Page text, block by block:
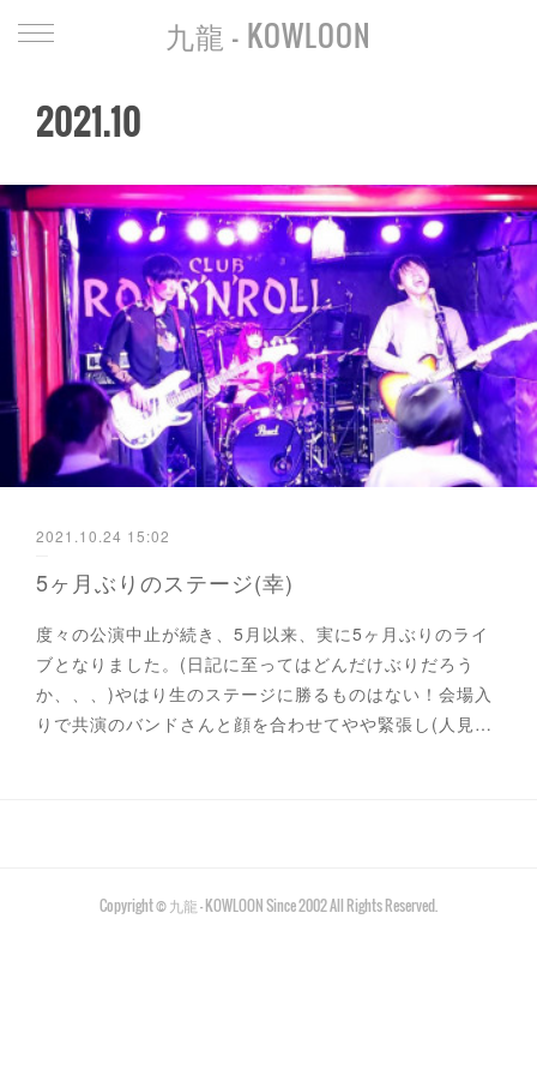
九龍 - KOWLOON
2021.10
2021.10.24 15:02
5ヶ月ぶりのステージ(幸)
度々の公演中止が続き、5月以来、実に5ヶ月ぶりのライ
ブとなりました。(日記に至ってはどんだけぶりだろう
か、、、)やはり生のステージに勝るものはない！会場入
りで共演のバンドさんと顔を合わせてやや緊張し(人見…
Copyright © 九龍 - KOWLOON Since 2002 All Rights Reserved.